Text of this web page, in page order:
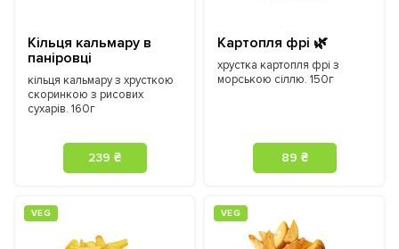
Кільця кальмару в
паніровці
кільця кальмару з хрусткою
скоринкою з рисових
сухарів. 160г
239 ₴
Картопля фрі 🌿
хрустка картопля фрі з
морською сіллю. 150г
89 ₴
VEG VEG